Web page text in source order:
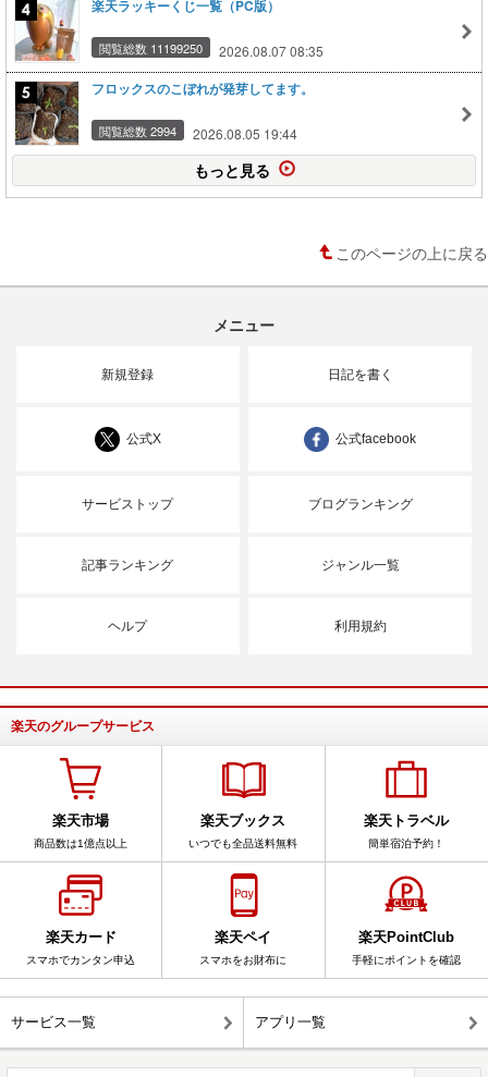
楽天ラッキーくじ一覧（PC版）
閲覧総数 11199250 2026.08.07 08:35
フロックスのこぼれが発芽してます。
閲覧総数 2994 2026.08.05 19:44
もっと見る
このページの上に戻る
メニュー
新規登録 日記を書く
公式X 公式facebook
サービストップ ブログランキング
記事ランキング ジャンル一覧
ヘルプ 利用規約
楽天のグループサービス
楽天市場
商品数は1億点以上
楽天ブックス
いつでも全品送料無料
楽天トラベル
簡単宿泊予約！
楽天カード
スマホでカンタン申込
楽天ペイ
スマホをお財布に
楽天PointClub
手軽にポイントを確認
サービス一覧 アプリ一覧